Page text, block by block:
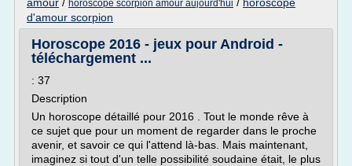
horoscope scorpion amour aujourd'hui
d'amour scorpion
Horoscope 2016 - jeux pour Android -
téléchargement ...
: 37
Description
Un horoscope détaillé pour 2016 . Tout le monde rêve à
ce sujet que pour un moment de regarder dans le proche
avenir, et savoir ce qui l'attend là-bas. Mais maintenant,
imaginez si tout d'un telle possibilité soudaine était, le plus